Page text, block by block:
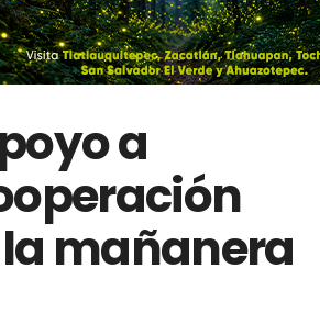
a
mañanera